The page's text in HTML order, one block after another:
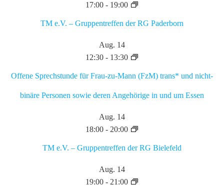
17:00- 19:00
TM e.V. – Gruppentreffen der RG Paderborn
Aug. 14
12:30- 13:30
Offene Sprechstunde für Frau-zu-Mann (FzM) trans* und nicht-
binäre Personen sowie deren Angehörige in und um Essen
Aug. 14
18:00- 20:00
TM e.V. – Gruppentreffen der RG Bielefeld
Aug. 14
19:00- 21:00